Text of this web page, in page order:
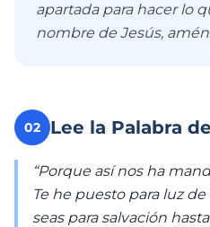
apartada para hacer lo
nombre de Jesús,
02 Lee la Palabra
“Porque así nos ha
Te he puesto para luz
seas para salvación